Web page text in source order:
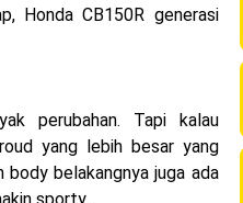
2024 !
!
dan perdana di tim LCR Honda !
Honda CB150R generasi
perubahan. Tapi kalau
yang lebih besar yang
body belakangnya juga ada
sporty..